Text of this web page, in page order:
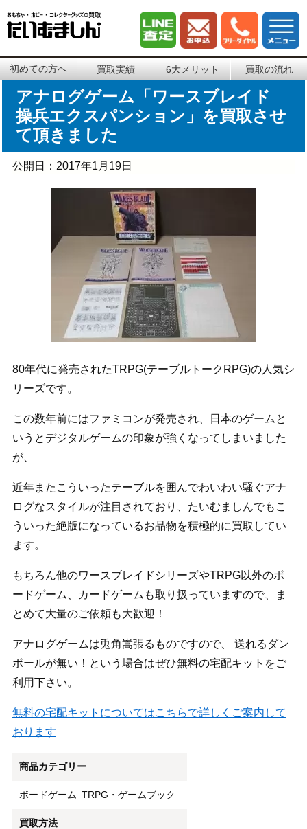
初めての方へ 買取実績 6大メリット 買取の流れ
アナログゲーム「ワースブレイド
操兵エクスパンション」を買取させ
て頂きました
公開日： 2017年1月19日
80年代に発売されたTRPG(テーブルトークRPG)の人気シ
リーズです。
この数年前にはファミコンが発売され、日本のゲームと
いうとデジタルゲームの印象が強くなってしまいました
が、
近年またこういったテーブルを囲んでわいわい騒ぐアナ
ログなスタイルが注目されており、たいむましんでもこ
ういった絶版になっているお品物を積極的に買取してい
ます。
もちろん他のワースブレイドシリーズやTRPG以外のボ
ードゲーム、カードゲームも取り扱っていますので、ま
とめて大量のご依頼も大歓迎！
アナログゲームは兎角嵩張るものですので、 送れるダン
ボールが無い！という場合はぜひ無料の宅配キットをご
利用下さい。
無料の宅配キットについてはこちらで詳しくご案内して
おります
商品カテゴリー
ボードゲーム TRPG・ゲームブック
買取方法